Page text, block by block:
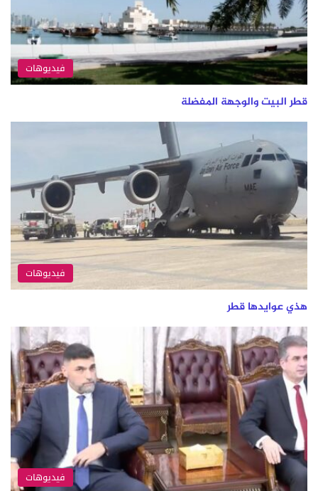
فيديوهات
قطر البيت والوجهة المفضلة
فيديوهات
هذي عوايدها قطر
فيديوهات